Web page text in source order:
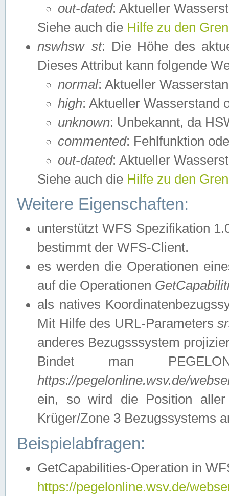
out-dated: Aktueller
Siehe auch die Hilfe zu den
nswhsw_st: Die Höhe des
Dieses Attribut kann folgende
normal: Aktueller
high: Aktueller Wasserstand
unknown: Unbekannt, da
commented: Fehlfunktion
out-dated: Aktueller
Siehe auch die Hilfe zu den
Weitere Eigenschaften:
unterstützt WFS Spezifikation
bestimmt der WFS-Client.
es werden die Operationen
auf die Operationen
als natives
Mit Hilfe des URL-Parameters
anderes Bezugsssystem
Bindet man
https://pegelonline.wsv.de/
ein, so wird die Position
Krüger/Zone 3 Bezugssystems
Beispielabfragen:
GetCapabilities-Operation in
https://pegelonline.wsv.de/